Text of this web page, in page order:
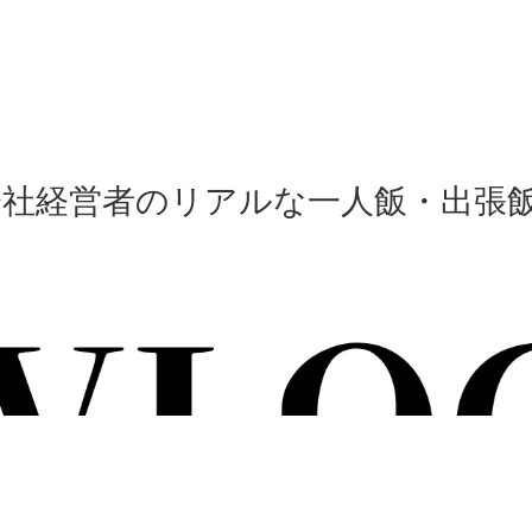
経営者のリアルな一人飯・出張